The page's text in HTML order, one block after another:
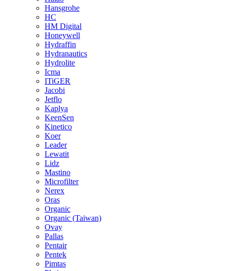
Hansgrohe
HC
HM Digital
Honeywell
Hydraffin
Hydranautics
Hydrolite
Icma
ITiGER
Jacobi
Jetflo
Kaplya
KeenSen
Kinetico
Koer
Leader
Lewatit
Lidz
Mastino
Microfilter
Nerex
Oras
Organic
Organic (Taiwan)
Ovay
Pallas
Pentair
Pentek
Pimtas